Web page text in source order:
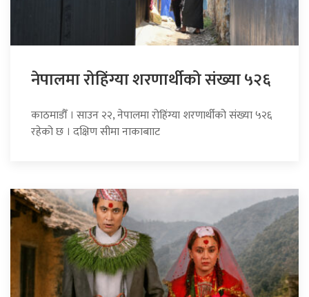
नेपालमा रोहिंग्या शरणार्थीको संख्या ५२६
काठमाडौँ । साउन २२, नेपालमा रोहिंग्या शरणार्थीको संख्या ५२६
रहेको छ । दक्षिण सीमा नाकाबााट